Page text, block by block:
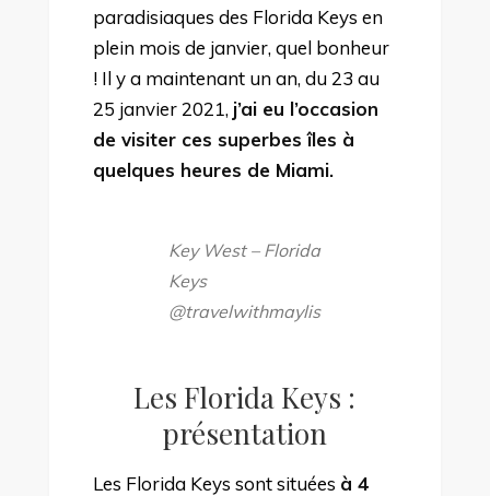
RÊVE
DANS
LES
FLORIDA
KEYS
!
paradisiaques des Florida Keys en
plein mois de janvier, quel bonheur
! Il y a maintenant un an, du 23 au
25 janvier 2021, j’ai eu l’occasion
de visiter ces superbes îles à
quelques heures de Miami.
Key West – Florida
Keys
@travelwithmaylis
Les Florida Keys :
présentation
Les Florida Keys sont situées à 4